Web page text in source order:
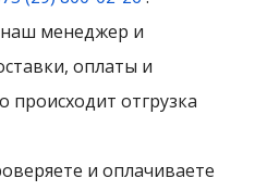
менеджер и
оплаты и
происходит отгрузка
и оплачиваете